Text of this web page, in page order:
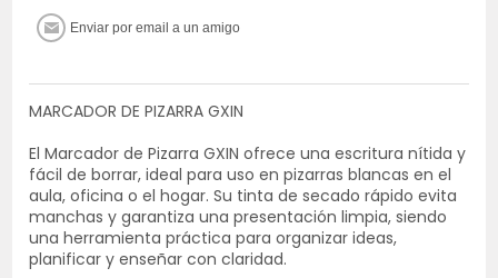
MARCADOR DE PIZARRA GXIN
El Marcador de Pizarra GXIN ofrece una escritura nítida y
fácil de borrar, ideal para uso en pizarras blancas en el
aula, oficina o el hogar. Su tinta de secado rápido evita
manchas y garantiza una presentación limpia, siendo
una herramienta práctica para organizar ideas,
planificar y enseñar con claridad.